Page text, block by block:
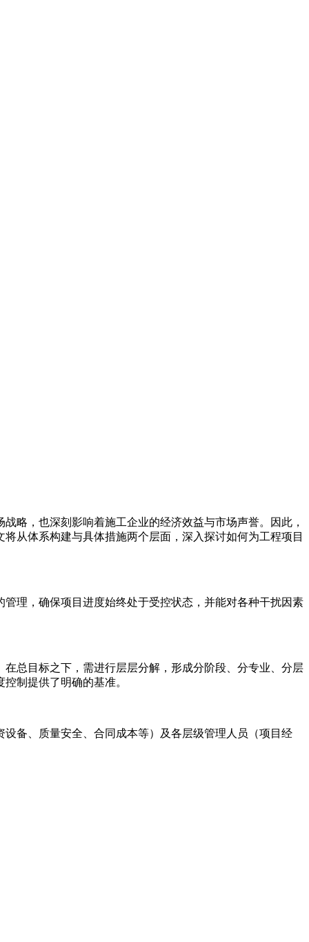
略，也深刻影响着施工企业的经济效益与市场声誉。因此，
从体系构建与具体措施两个层面，深入探讨如何为工程项目
理，确保项目进度始终处于受控状态，并能对各种干扰因素
总目标之下，需进行层层分解，形成分阶段、分专业、分层
制提供了明确的基准。
备、质量安全、合同成本等）及各层级管理人员（项目经